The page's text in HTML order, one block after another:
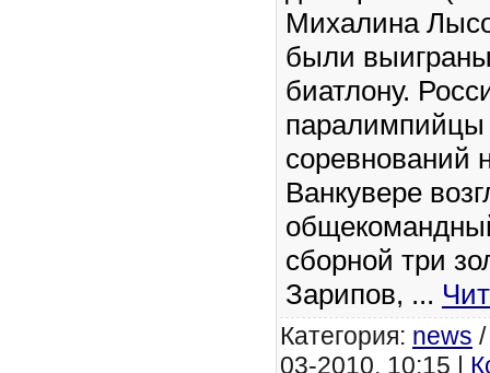
Михалина
были
биатлону.
паралимпийцы
соревнований
Ванкувере
сборной три
Зарипов, ...
Категория: news
03-2010, 10:15 |